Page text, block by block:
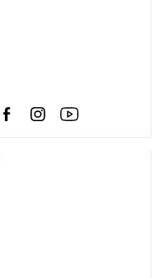
Facebook Instagram